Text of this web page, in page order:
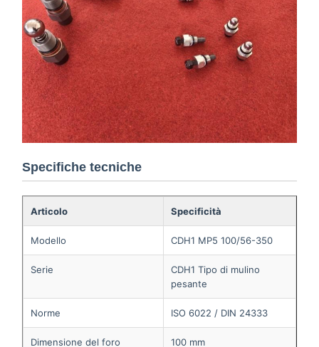
Specifiche tecniche
Articolo Specificità
Modello CDH1 MP5 100/56-350
Serie
CDH1 Tipo di mulino
pesante
Norme ISO 6022 / DIN 24333
Dimensione del foro 100 mm